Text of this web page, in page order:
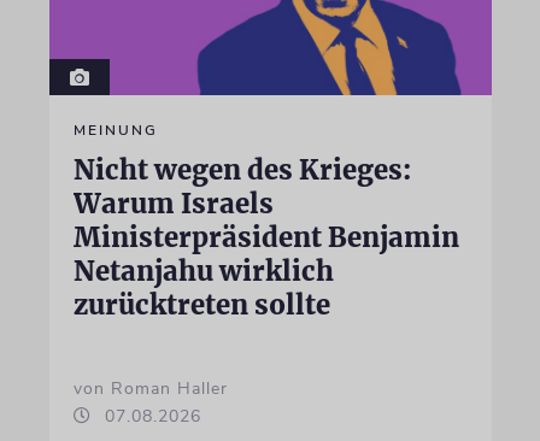
MEINUNG
Nicht wegen des Krieges:
Warum Israels
Ministerpräsident Benjamin
Netanjahu wirklich
zurücktreten sollte
von Roman Haller
07.08.2026